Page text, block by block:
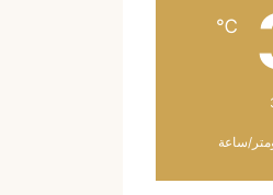
℃